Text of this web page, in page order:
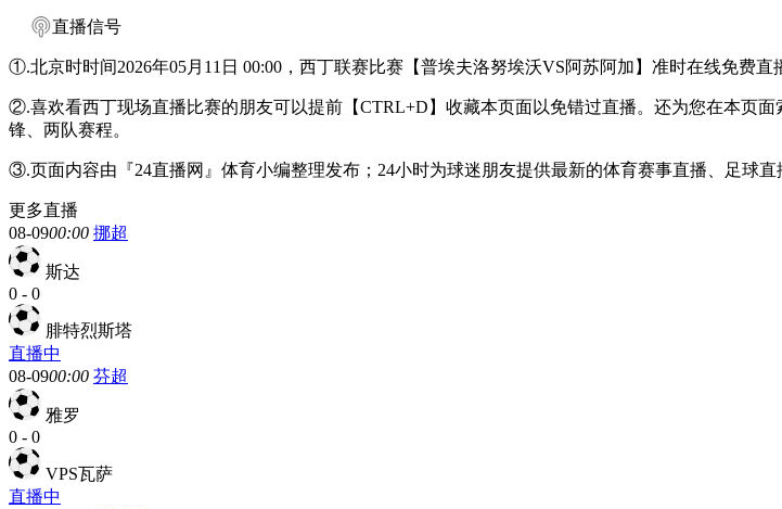
直播信号
①.北京时时间2026年05月11日 00:00，西丁联赛比赛【普埃夫洛努埃沃VS阿苏阿加】准时在线免费直
②.喜欢看西丁现场直播比赛的朋友可以提前【CTRL+D】收藏本页面以免错过直播。还为您在本页
锋、两队赛程。
③.页面内容由『24直播网』体育小编整理发布；24小时为球迷朋友提供最新的体育赛事直播、足球直
更多直播
08-0900:00 挪超
斯达
0 - 0
腓特烈斯塔
直播中
08-0900:00 芬超
雅罗
0 - 0
VPS瓦萨
直播中